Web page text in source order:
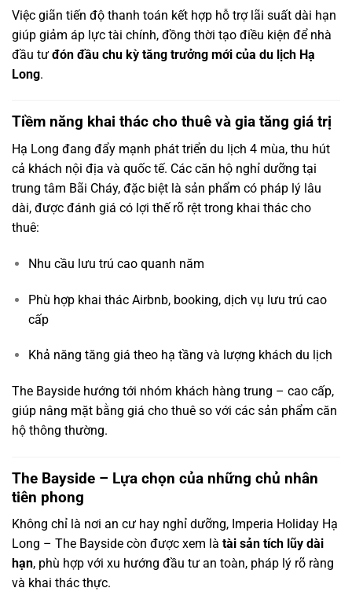
Việc giãn tiến độ thanh toán kết hợp hỗ trợ lãi suất dài hạn
giúp giảm áp lực tài chính, đồng thời tạo điều kiện để nhà
đầu tư đón đầu chu kỳ tăng trưởng mới của du lịch Hạ
Long.
Tiềm năng khai thác cho thuê và gia tăng giá trị
Hạ Long đang đẩy mạnh phát triển du lịch 4 mùa, thu hút
cả khách nội địa và quốc tế. Các căn hộ nghỉ dưỡng tại
trung tâm Bãi Cháy, đặc biệt là sản phẩm có pháp lý lâu
dài, được đánh giá có lợi thế rõ rệt trong khai thác cho
thuê:
Nhu cầu lưu trú cao quanh năm
Phù hợp khai thác Airbnb, booking, dịch vụ lưu trú cao
cấp
Khả năng tăng giá theo hạ tầng và lượng khách du lịch
The Bayside hướng tới nhóm khách hàng trung – cao cấp,
giúp nâng mặt bằng giá cho thuê so với các sản phẩm căn
hộ thông thường.
The Bayside – Lựa chọn của những chủ nhân
tiên phong
Không chỉ là nơi an cư hay nghỉ dưỡng, Imperia Holiday Hạ
Long – The Bayside còn được xem là tài sản tích lũy dài
hạn, phù hợp với xu hướng đầu tư an toàn, pháp lý rõ ràng
và khai thác thực.